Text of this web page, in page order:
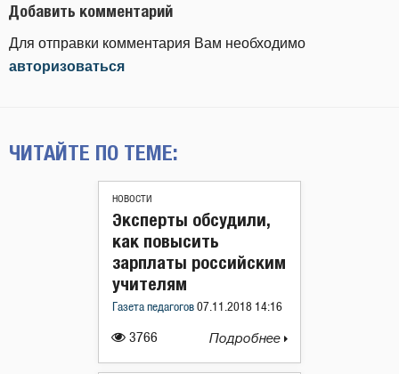
Добавить комментарий
Для отправки комментария Вам необходимо
авторизоваться
ЧИТАЙТЕ ПО ТЕМЕ:
НОВОСТИ
3766
Эксперты обсудили,
как повысить
зарплаты российским
учителям
Газета педагогов 07.11.2018 14:16
Подробнее